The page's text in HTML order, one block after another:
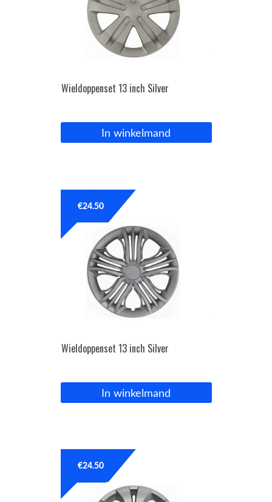
Wieldoppenset 13 inch Silver
In winkelmand
Wieldoppenset 13 inch Silver
€24.50
In winkelmand
€24.50